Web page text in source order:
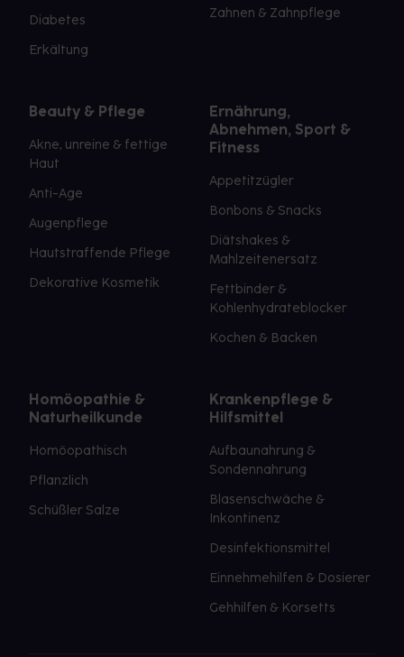
Diabetes
Erkältung
Zahnen & Zahnpflege
Beauty & Pflege
Akne, unreine & fettige
Haut
Anti-Age
Augenpflege
Hautstraffende Pflege
Dekorative Kosmetik
Ernährung,
Abnehmen, Sport &
Fitness
Appetitzügler
Bonbons & Snacks
Diätshakes &
Mahlzeitenersatz
Fettbinder &
Kohlenhydrateblocker
Kochen & Backen
Homöopathie &
Naturheilkunde
Homöopathisch
Pflanzlich
Schüßler Salze
Krankenpflege &
Hilfsmittel
Aufbaunahrung &
Sondennahrung
Blasenschwäche &
Inkontinenz
Desinfektionsmittel
Einnehmehilfen & Dosierer
Gehhilfen & Korsetts